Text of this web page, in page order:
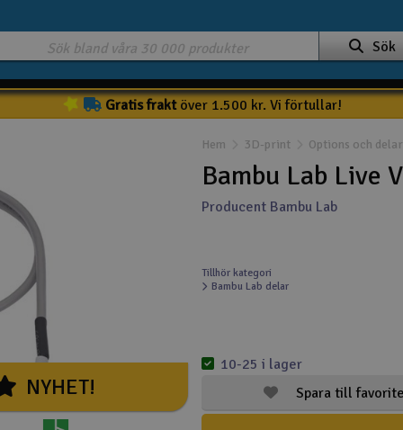
Sök
Gratis fraktöver 1.500 kr. Vi förtullar!
NYHET!
Hem 3D-print Options och delar
Bambu Lab Live
Producent Bambu Lab
Tillhör kategori
Bambu Lab delar
Spara till
10-25 i lager